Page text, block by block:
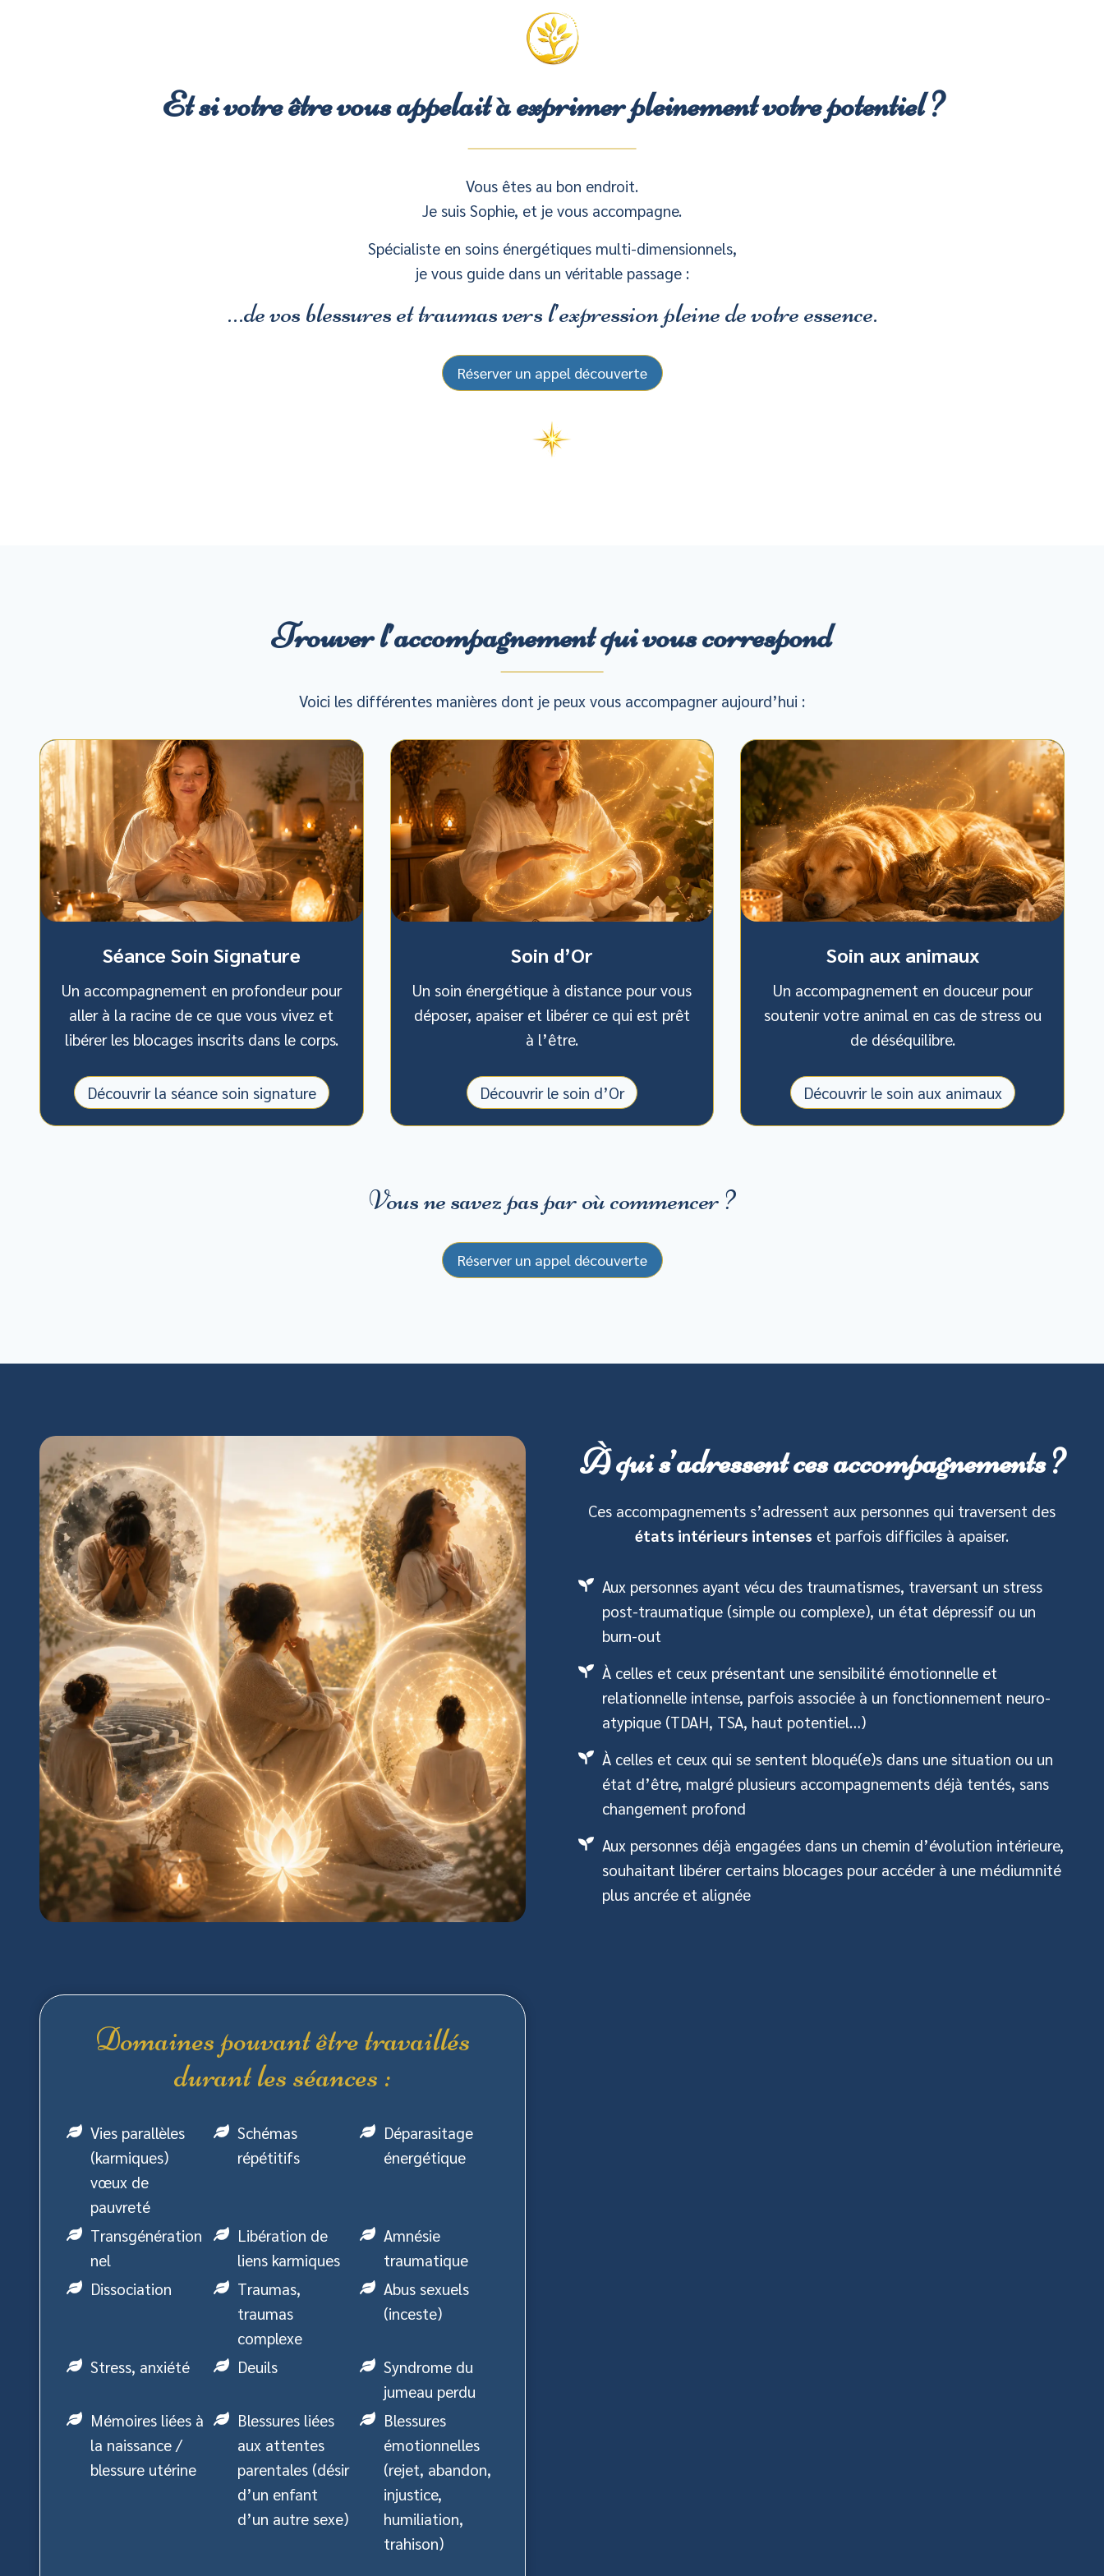
Et si votre être vous appelait à exprimer pleinement votre potentiel ?
Vous êtes au bon endroit.
Je suis Sophie, et je vous accompagne.
Spécialiste en soins énergétiques multi-dimensionnels,
je vous guide dans un véritable passage :
…de vos blessures et traumas vers l’expression pleine de votre essence.
Réserver un appel découverte
Trouver l’accompagnementqui vous correspond
Voici les différentes manières dont je peux vous accompagner aujourd’hui :
Séance Soin Signature
Un accompagnement en profondeur pour
aller à la racine de ce que vous vivez et
libérer les blocages inscrits dans le corps.
Découvrir la séance soin signature
Soin d’Or
Un soin énergétique à distance pour vous
déposer, apaiser et libérer ce qui est prêt
à l’être.
Découvrir le soin d’Or
Soin aux animaux
Un accompagnement en douceur pour
soutenir votre animal en cas de stress ou
de déséquilibre.
Découvrir le soin aux animaux
Vous ne savez pas par où commencer ?
Réserver un appel découverte
À qui s’adressent ces accompagnements ?
Ces accompagnements s’adressent aux personnes qui traversent des
états intérieurs intenses et parfois difficiles à apaiser.
Aux personnes ayant vécu des traumatismes, traversant un stress
post-traumatique (simple ou complexe), un état dépressif ou un
burn-out
À celles et ceux présentant une sensibilité émotionnelle et
relationnelle intense, parfois associée à un fonctionnement neuro-
atypique (TDAH, TSA, haut potentiel…)
À celles et ceux qui se sentent bloqué(e)s dans une situation ou un
état d’être, malgré plusieurs accompagnements déjà tentés, sans
changement profond
Aux personnes déjà engagées dans un chemin d’évolution intérieure,
souhaitant libérer certains blocages pour accéder à une médiumnité
plus ancrée et alignée
Domaines pouvant être travaillés
durant les séances :
Vies parallèles
(karmiques)
vœux de
pauvreté
Schémas
répétitifs
Déparasitage
énergétique
Transgénération
nel
Libération de
liens karmiques
Amnésie
traumatique
Dissociation
Traumas,
traumas
complexe
Abus sexuels
(inceste)
Stress, anxiété Deuils
Syndrome du
jumeau perdu
Mémoires liées à
la naissance /
blessure utérine
Blessures liées
aux attentes
parentales (désir
d’un enfant
d’un autre sexe)
Blessures
émotionnelles
(rejet, abandon,
injustice,
humiliation,
trahison)